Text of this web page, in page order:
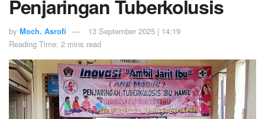
Penjaringan Tuberkolusis
by Moch. Asrofi
13 September 2025 | 14:19
Reading Time: 2 mins read